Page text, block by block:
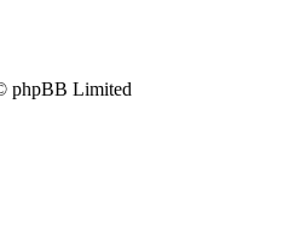
phpBB Limited